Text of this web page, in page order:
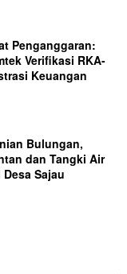
Penganggaran:
Verifikasi RKA-
Keuangan
Bulungan,
dan Tangki Air
Sajau